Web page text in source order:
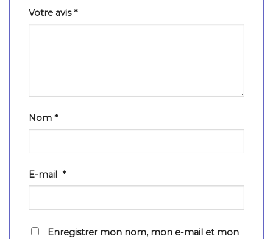
Votre avis*
Nom *
E-mail *
Enregistrer mon nom, mon e-mail et mon